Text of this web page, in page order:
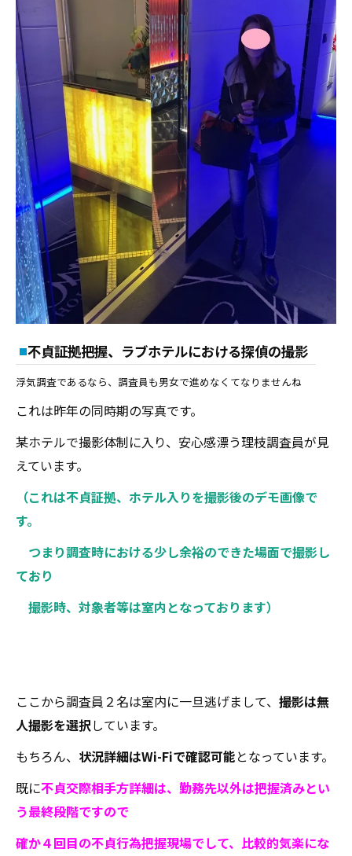
不貞証拠把握、ラブホテルにおける探偵の撮影
浮気調査であるなら、調査員も男女で進めなくてなりませんね
これは昨年の同時期の写真です。
某ホテルで撮影体制に入り、安心感漂う理枝調査員が見
えています。
（これは不貞証拠、ホテル入りを撮影後のデモ画像で
す。
つまり調査時における少し余裕のできた場面で撮影し
ており
撮影時、対象者等は室内となっております）
ここから調査員２名は室内に一旦逃げまして、 撮影は無
人撮影を選択しています。
もちろん、 状況詳細はWi-Fiで確認可能となっています。
既に不貞交際相手方詳細は、勤務先以外は把握済みとい
う最終段階ですので
確か４回目の不貞行為把握現場でして、比較的気楽にな